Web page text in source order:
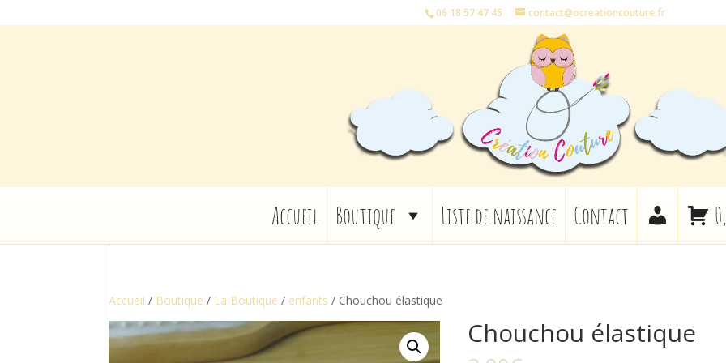
06 18 57 47 45 contact@ocreationcouture.fr
Accueil Boutique Liste de naissance Contact
Accueil / Boutique / La Boutique / enfants / Chouchou élastique
Chouchou élastique